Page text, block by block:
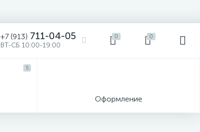
+7 (913) 711-04-05
ВТ-СБ 10:00-19:00
0 0
5
Оформление